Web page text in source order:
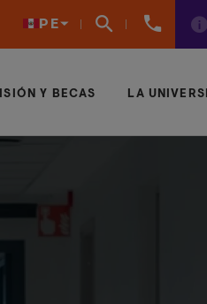
PE
961
Y BECAS LA